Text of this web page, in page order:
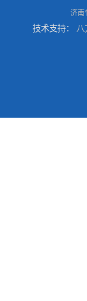
济南
技术支持： 八